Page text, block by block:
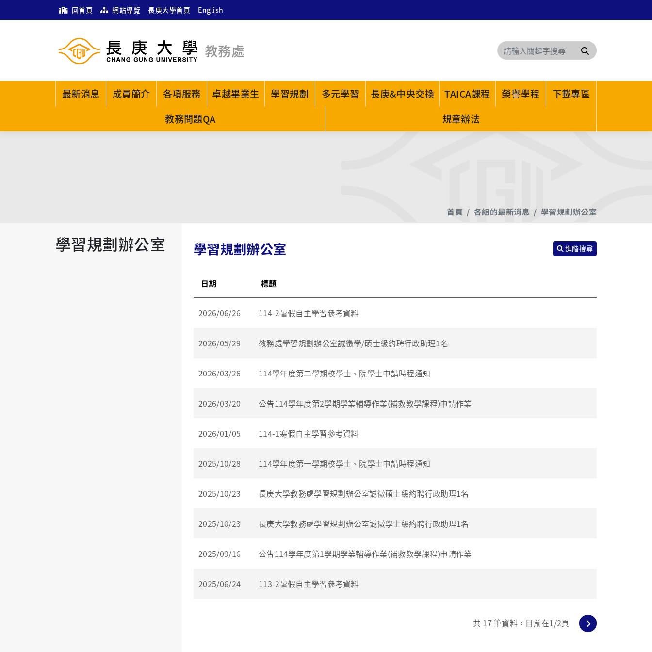
回首頁 網站導覽 長庚大學首頁 English
教務處 搜尋
最新消息 成員簡介 各項服務 卓越畢業生 學習規劃 多元學習 長庚&中央交換 TAICA課程 榮譽學程
下載專區
教務問題QA
規章辦法
首頁 各組的最新消息 學習規劃辦公室
學習規劃辦公室 學習規劃辦公室 進階搜尋
日期 標題
2026/06/26 114-2暑假自主學習參考資料
2026/05/29 教務處學習規劃辦公室誠徵學/碩士級約聘行政助理1名
2026/03/26 114學年度第二學期校學士、院學士申請時程通知
2026/03/20 公告114學年度第2學期學業輔導作業(補救教學課程)申請作業
2026/01/05 114-1寒假自主學習參考資料
2025/10/28 114學年度第一學期校學士、院學士申請時程通知
2025/10/23 長庚大學教務處學習規劃辦公室誠徵碩士級約聘行政助理1名
2025/10/23 長庚大學教務處學習規劃辦公室誠徵學士級約聘行政助理1名
2025/09/16 公告114學年度第1學期學業輔導作業(補救教學課程)申請作業
2025/06/24 113-2暑假自主學習參考資料
共 17 筆資料，目前在1/2頁